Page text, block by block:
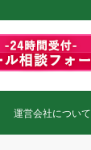
運営会社について